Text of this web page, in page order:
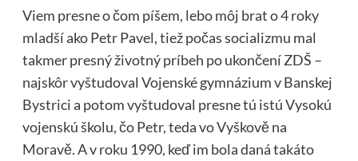
Viem presne o čom píšem, lebo môj brat o 4 roky
mladší ako Petr Pavel, tiež počas socializmu mal
takmer presný životný príbeh po ukončení ZDŠ –
najskôr vyštudoval Vojenské gymnázium v Banskej
Bystrici a potom vyštudoval presne tú istú Vysokú
vojenskú školu, čo Petr, teda vo Vyškově na
Moravě. A v roku 1990, keď im bola daná takáto